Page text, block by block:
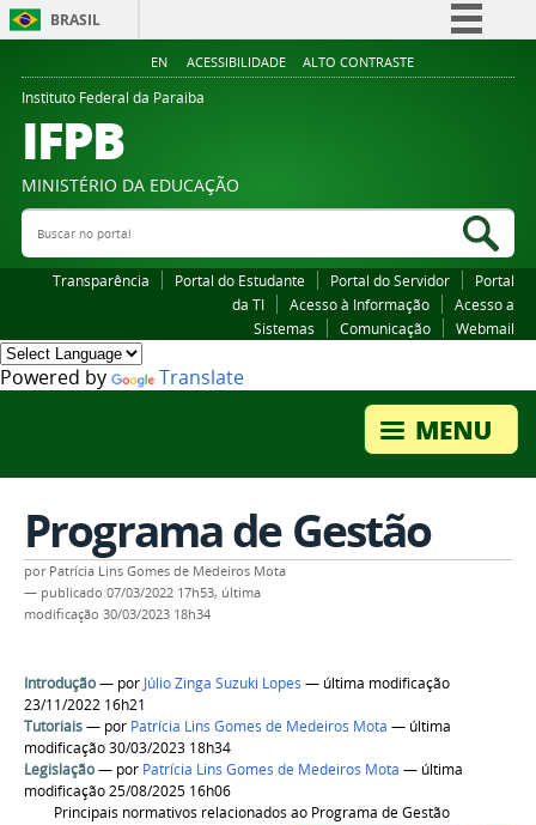
BRASIL
Simplifique!
Legislação
EN ACESSIBILIDADE ALTO CONTRASTE
Instituto Federal da Paraiba
IFPB
MINISTÉRIO DA EDUCAÇÃO
Buscar no portal
Transparência Portal do Estudante Portal do Servidor
Portal
da TI
Acesso à Informação
Acesso a
Sistemas
Comunicação Webmail
Powered by Translate
Programa de Gestão
por Patrícia Lins Gomes de Medeiros Mota
— publicado 07/03/2022 17h53, última
modificação 30/03/2023 18h34
Introdução— por Júlio Zinga Suzuki Lopes — última modificação
23/11/2022 16h21
Tutoriais— por Patrícia Lins Gomes de Medeiros Mota — última
modificação 30/03/2023 18h34
Legislação— por Patrícia Lins Gomes de Medeiros Mota — última
modificação 25/08/2025 16h06
Principais normativos relacionados ao Programa de Gestão